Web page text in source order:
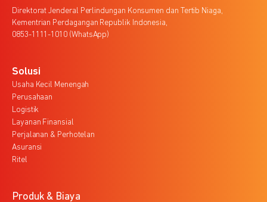
Direktorat Jenderal Perlindungan Konsumen dan Tertib Niaga,
Kementrian Perdagangan Republik Indonesia,
0853-1111-1010 (WhatsApp)
Solusi
Usaha Kecil Menengah
Perusahaan
Logistik
Layanan Finansial
Perjalanan & Perhotelan
Asuransi
Ritel
Produk & Biaya